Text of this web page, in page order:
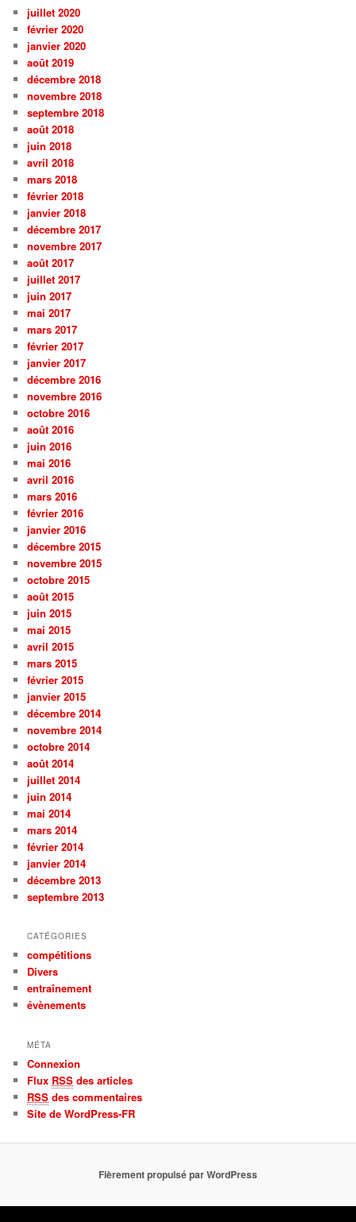
juillet 2020
février 2020
janvier 2020
août 2019
décembre 2018
novembre 2018
septembre 2018
août 2018
juin 2018
avril 2018
mars 2018
février 2018
janvier 2018
décembre 2017
novembre 2017
août 2017
juillet 2017
juin 2017
mai 2017
mars 2017
février 2017
janvier 2017
décembre 2016
novembre 2016
octobre 2016
août 2016
juin 2016
mai 2016
avril 2016
mars 2016
février 2016
janvier 2016
décembre 2015
novembre 2015
octobre 2015
août 2015
juin 2015
mai 2015
avril 2015
mars 2015
février 2015
janvier 2015
décembre 2014
novembre 2014
octobre 2014
août 2014
juillet 2014
juin 2014
mai 2014
mars 2014
février 2014
janvier 2014
décembre 2013
septembre 2013
CATÉGORIES
compétitions
Divers
entraînement
évènements
MÉTA
Connexion
Flux RSS des articles
RSS des commentaires
Site de WordPress-FR
Fièrement propulsé par WordPress